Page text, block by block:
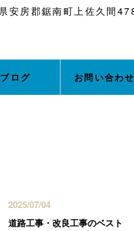
ブログ お問い合わせ
2025/07/04
道路工事・改良工事のベスト